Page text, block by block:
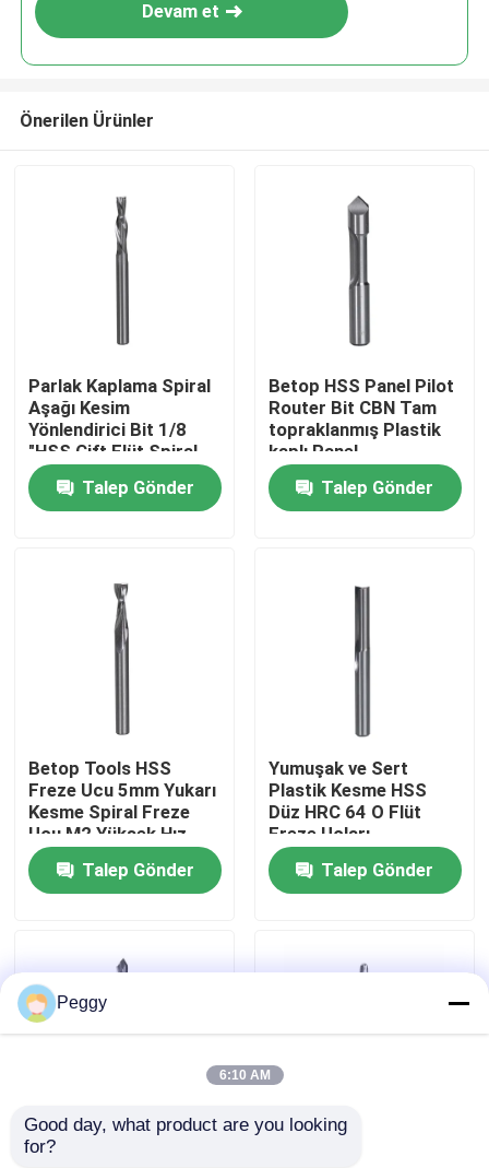
Fabrika turu
Kalite kontrol
Bize ulaşın
Düz Yönlendirici Bit
Profil Yönlendirici Bit
Ortak Yönlendirici Bit
Devam et
Önerilen Ürünler
Parlak Kaplama Spiral
Aşağı Kesim
Yönlendirici Bit 1/8
"HSS Çift Flüt Spiral
Bit
Talep Gönder
Betop HSS Panel Pilot
Router Bit CBN Tam
topraklanmış Plastik
kaplı Panel
Talep Gönder
Betop Tools HSS
Freze Ucu 5mm Yukarı
Kesme Spiral Freze
Ucu M2 Yüksek Hız
Çeliği
Talep Gönder
Yumuşak ve Sert
Plastik Kesme HSS
Düz HRC 64 O Flüt
Freze Uçları
Talep Gönder
TiN 1/2" Yüksek Hızlı
Peggy
6:10 AM
Good day, what product are you looking
for?